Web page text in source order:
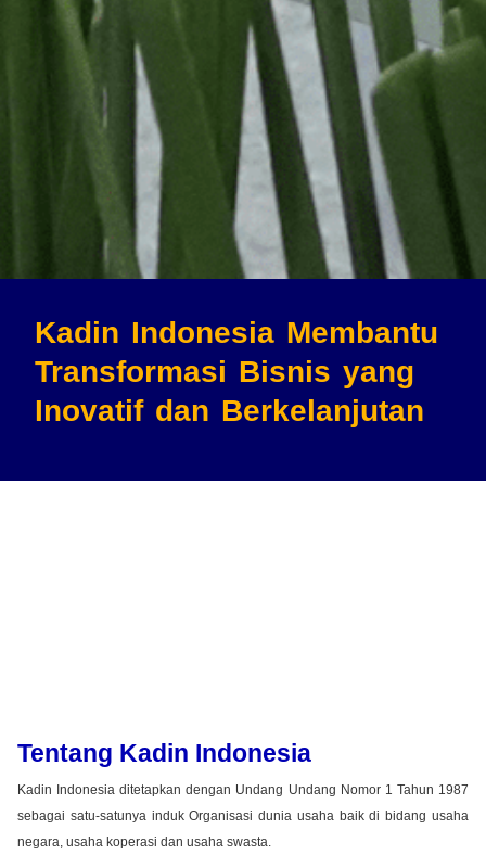
Kadin Indonesia Membantu
Transformasi Bisnis yang
Inovatif dan Berkelanjutan
Tentang Kadin Indonesia
Kadin Indonesia ditetapkan dengan Undang Undang Nomor 1 Tahun 1987
sebagai satu-satunya induk Organisasi dunia usaha baik di bidang usaha
negara, usaha koperasi dan usaha swasta.